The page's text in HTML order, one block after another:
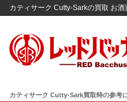
カティサーク Cutty-Sarkの買取 お
カティサーク Cutty-Sark買取時の参考